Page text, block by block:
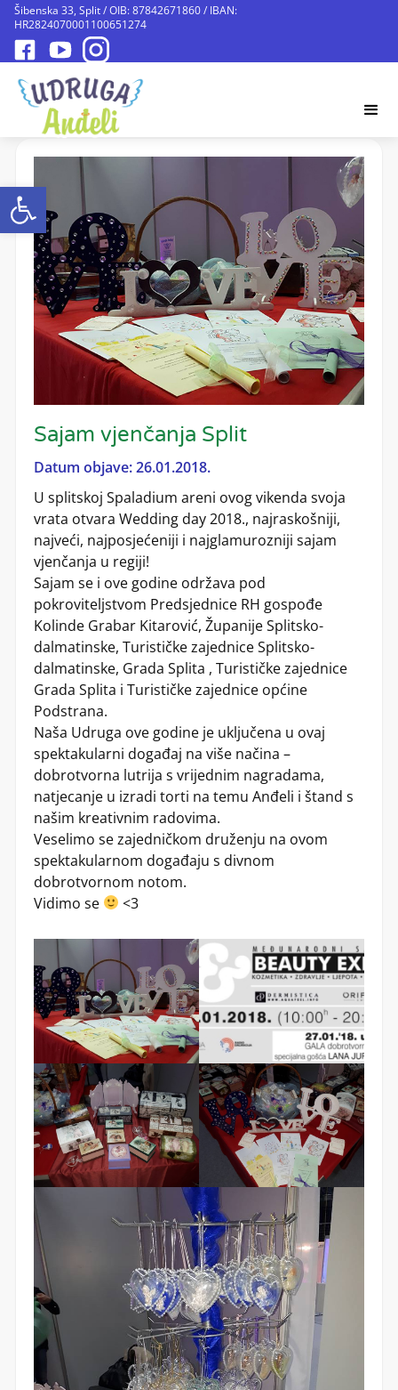
Open toolbar
Šibenska 33, Split / OIB: 87842671860 / IBAN:
HR2824070001100651274
Sajam vjenčanja Split
Datum objave: 26.01.2018.
U splitskoj Spaladium areni ovog vikenda svoja
vrata otvara Wedding day 2018., najraskošniji,
najveći, najposjećeniji i najglamurozniji sajam
vjenčanja u regiji!
Sajam se i ove godine održava pod
pokroviteljstvom Predsjednice RH gospođe
Kolinde Grabar Kitarović, Županije Splitsko-
dalmatinske, Turističke zajednice Splitsko-
dalmatinske, Grada Splita , Turističke zajednice
Grada Splita i Turističke zajednice općine
Podstrana.
Naša Udruga ove godine je uključena u ovaj
spektakularni događaj na više načina –
dobrotvorna lutrija s vrijednim nagradama,
natjecanje u izradi torti na temu Anđeli i štand s
našim kreativnim radovima.
Veselimo se zajedničkom druženju na ovom
spektakularnom događaju s divnom
dobrotvornom notom.
Vidimo se
<3